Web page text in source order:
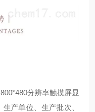
分辨率触摸屏显
产单位、生产批次、